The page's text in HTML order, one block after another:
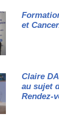
et
Claire
au sujet
Rendez-